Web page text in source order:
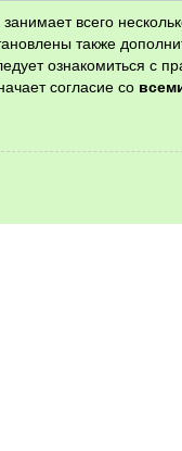
всего
также
ознакомиться с
согласие со